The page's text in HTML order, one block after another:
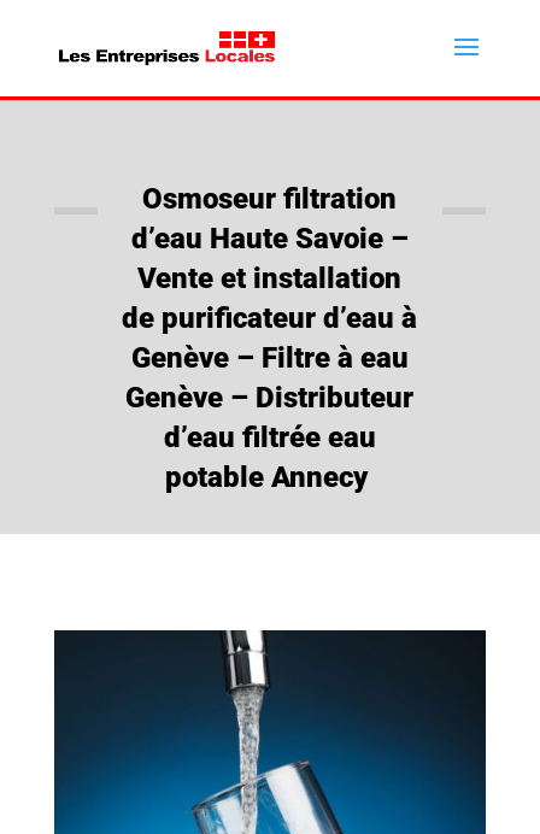
Osmoseur filtration
d’eau Haute Savoie –
Vente et installation
de purificateur d’eau à
Genève – Filtre à eau
Genève – Distributeur
d’eau filtrée eau
potable Annecy